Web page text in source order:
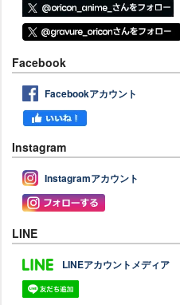
Facebook
Facebookアカウント
Instagram
Instagramアカウント
LINE
LINEアカウントメディア